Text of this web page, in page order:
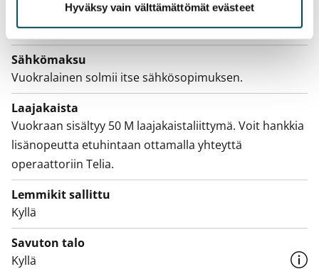
Hyväksy vain välttämättömät evästeet
Vesimaksu
Kulutuksen mukaan
Sähkömaksu
Vuokralainen solmii itse sähkösopimuksen.
Laajakaista
Vuokraan sisältyy 50 M laajakaistaliittymä. Voit hankkia
lisänopeutta etuhintaan ottamalla yhteyttä
operaattoriin Telia.
Lemmikit sallittu
Kyllä
Savuton talo
Kyllä